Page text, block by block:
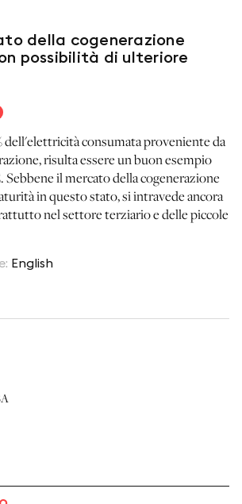
netzerotube
della cogenerazione
possibilità di ulteriore
dell'elettricità consumata proveniente da
risulta essere un buon esempio
il mercato della cogenerazione
in questo stato, si intravede ancora
nel settore terziario e delle piccole
: English